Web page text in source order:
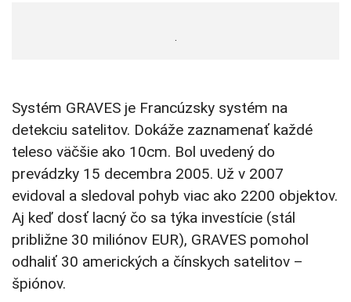
.
Systém GRAVES je Francúzsky systém na
detekciu satelitov. Dokáže zaznamenať každé
teleso väčšie ako 10cm. Bol uvedený do
prevádzky 15 decembra 2005. Už v 2007
evidoval a sledoval pohyb viac ako 2200 objektov.
Aj keď dosť lacný čo sa týka investície (stál
približne 30 miliónov EUR), GRAVES pomohol
odhaliť 30 amerických a čínskych satelitov –
špiónov.